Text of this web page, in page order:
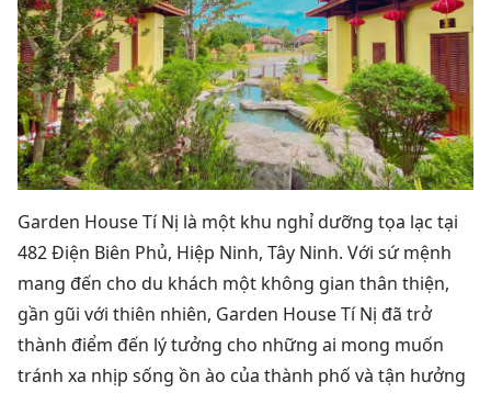
Garden House Tí Nị là một khu nghỉ dưỡng tọa lạc tại
482 Điện Biên Phủ, Hiệp Ninh, Tây Ninh. Với sứ mệnh
mang đến cho du khách một không gian thân thiện,
gần gũi với thiên nhiên, Garden House Tí Nị đã trở
thành điểm đến lý tưởng cho những ai mong muốn
tránh xa nhịp sống ồn ào của thành phố và tận hưởng